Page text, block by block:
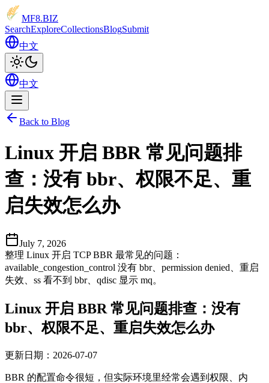
MF8.BIZ
SearchExploreCollectionsBlogSubmit
中文
中文
Back to Blog
Linux 开启 BBR 常见问题排
查：没有 bbr、权限不足、重
启失效怎么办
July 7, 2026
整理 Linux 开启 TCP BBR 最常见的问题：
available_congestion_control 没有 bbr、permission denied、重启
失效、ss 看不到 bbr、qdisc 显示 mq。
Linux 开启 BBR 常见问题排查：没有
bbr、权限不足、重启失效怎么办
更新日期：2026-07-07
BBR 的配置命令很短，但实际环境里经常会遇到权限、内